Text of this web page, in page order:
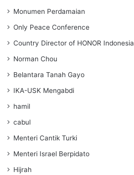
Monumen Perdamaian
Only Peace Conference
Country Director of HONOR Indonesia
Norman Chou
Belantara Tanah Gayo
IKA-USK Mengabdi
hamil
cabul
Menteri Cantik Turki
Menteri Israel Berpidato
Hijrah